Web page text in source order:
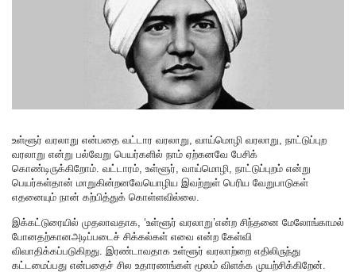
உள்ளூர் வரலாறு என்பதை வட்டார வரலாறு, வாய்மொழி வரலாறு, நாட்டுப்புற
வரலாறு என்று பல்வேறு பெயர்களில் நாம் ஏற்கனவே பேசிக்
கொண்டிருக்கிறோம். வட்டாரம், உள்ளூர், வாய்மொழி, நாட்டுப்புறம் என்று
பெயர்கள்தான் மாறுகின்றனவேயொழிய இவற்றுள் பெரிய வேறுபாடுகள்
எதனையும் நான் கற்பித்துக் கொள்ளவில்லை.
இக்கட்டுரையில் முதலாவதாக, ‘உள்ளூர் வரலாறு’என்ற சிந்தனை மேலோங்காமல்
போனதற்கானஅடிப்படைச் சிக்கல்கள் எவை என்ற கேள்வி
விவாதிக்கப்படுகிறது. இரண்டாவதாக உள்ளூர் வரலாற்றை எதிலிருந்து
கட்டமைப்பது என்பதைச் சில உதாரணங்கள் மூலம் விளக்க முயற்சிக்கிறேன்.